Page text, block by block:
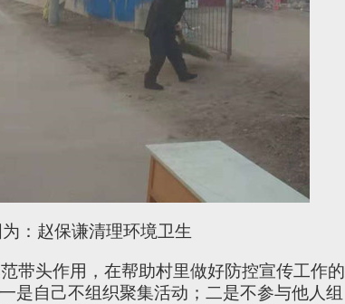
为：赵保谦清理环境卫生
带头作用，在帮助村里做好防控宣传工作的
是自己不组织聚集活动；二是不参与他人组